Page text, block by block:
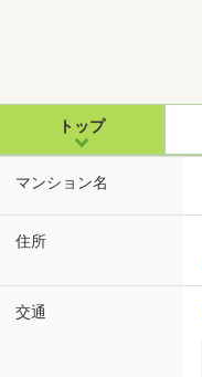
トップ
マンション名
住所
交通